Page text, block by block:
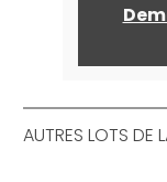
AUTRES LOTS DE